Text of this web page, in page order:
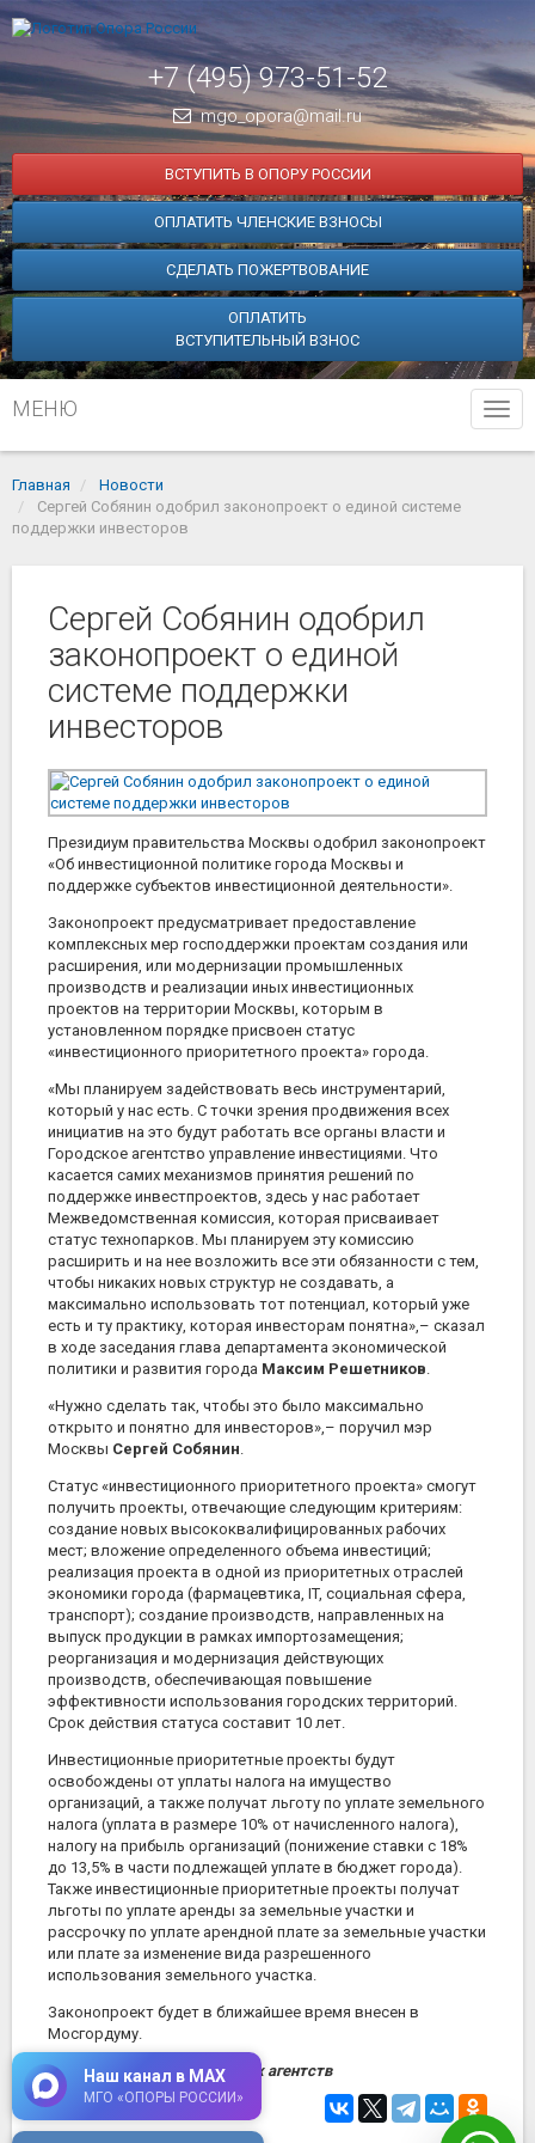
+7 (495) 973-51-52
mgo_opora@mail.ru
ВСТУПИТЬ В ОПОРУ РОССИИ
ОПЛАТИТЬ ЧЛЕНСКИЕ ВЗНОСЫ
СДЕЛАТЬ ПОЖЕРТВОВАНИЕ
ОПЛАТИТЬ
ВСТУПИТЕЛЬНЫЙ ВЗНОС
МЕНЮ
Главная
Новости
Сергей Собянин одобрил законопроект о единой системе
поддержки инвесторов
Сергей Собянин одобрил
законопроект о единой
системе поддержки
инвесторов
Президиум правительства Москвы одобрил законопроект
«Об инвестиционной политике города Москвы и
поддержке субъектов инвестиционной деятельности».
Законопроект предусматривает предоставление
комплексных мер господдержки проектам создания или
расширения, или модернизации промышленных
производств и реализации иных инвестиционных
проектов на территории Москвы, которым в
установленном порядке присвоен статус
«инвестиционного приоритетного проекта» города.
«Мы планируем задействовать весь инструментарий,
который у нас есть. С точки зрения продвижения всех
инициатив на это будут работать все органы власти и
Городское агентство управление инвестициями. Что
касается самих механизмов принятия решений по
поддержке инвестпроектов, здесь у нас работает
Межведомственная комиссия, которая присваивает
статус технопарков. Мы планируем эту комиссию
расширить и на нее возложить все эти обязанности с тем,
чтобы никаких новых структур не создавать, а
максимально использовать тот потенциал, который уже
есть и ту практику, которая инвесторам понятна»,– сказал
в ходе заседания глава департамента экономической
политики и развития города Максим Решетников.
«Нужно сделать так, чтобы это было максимально
открыто и понятно для инвесторов»,– поручил мэр
Москвы Сергей Собянин.
Статус «инвестиционного приоритетного проекта» смогут
получить проекты, отвечающие следующим критериям:
создание новых высококвалифицированных рабочих
мест; вложение определенного объема инвестиций;
реализация проекта в одной из приоритетных отраслей
экономики города (фармацевтика, IT, социальная сфера,
транспорт); создание производств, направленных на
выпуск продукции в рамках импортозамещения;
реорганизация и модернизация действующих
производств, обеспечивающая повышение
эффективности использования городских территорий.
Срок действия статуса составит 10 лет.
Инвестиционные приоритетные проекты будут
освобождены от уплаты налога на имущество
организаций, а также получат льготу по уплате земельного
налога (уплата в размере 10% от начисленного налога),
налогу на прибыль организаций (понижение ставки с 18%
до 13,5% в части подлежащей уплате в бюджет города).
Также инвестиционные приоритетные проекты получат
льготы по уплате аренды за земельные участки и
рассрочку по уплате арендной плате за земельные участки
или плате за изменение вида разрешенного
использования земельного участка.
Законопроект будет в ближайшее время внесен в
Мосгордуму.
По данным информационных агентств
16 июня 2015 в 16:39
Наш канал в MAX
МГО «ОПОРЫ РОССИИ»